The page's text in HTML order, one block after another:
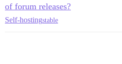
of forum releases?
Self-hostingstable